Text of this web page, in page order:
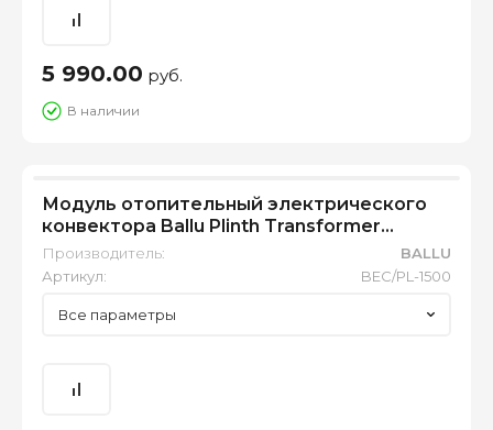
5 990.00 руб.
В наличии
Модуль отопительный электрического
конвектора Ballu Plinth Transformer
BEC/PL-1500
Производитель:
BALLU
Артикул:
BEC/PL-1500
Все параметры